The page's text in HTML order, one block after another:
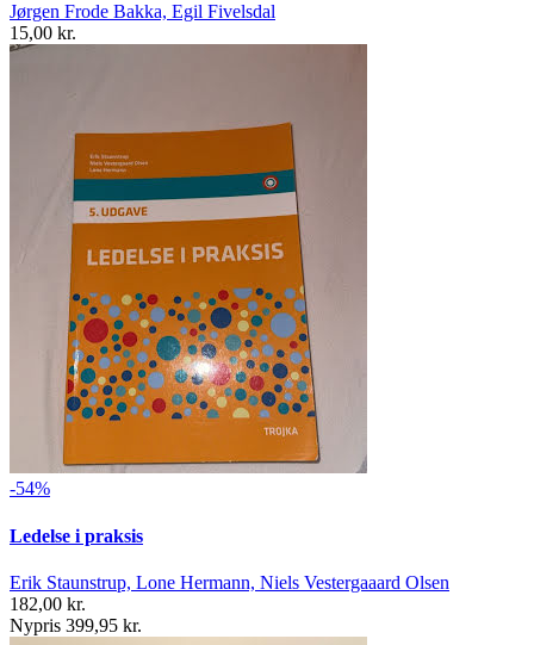
Jørgen Frode Bakka, Egil Fivelsdal
15,00 kr.
-54%
Ledelse i praksis
Erik Staunstrup, Lone Hermann, Niels Vestergaaard Olsen
182,00 kr.
Nypris 399,95 kr.